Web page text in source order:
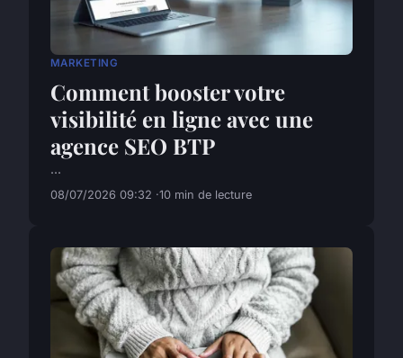
MARKETING
Comment booster votre
visibilité en ligne avec une
agence SEO BTP
...
08/07/2026 09:32 10 min de lecture